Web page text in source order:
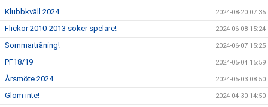
Klubbkväll 2024 2024-08-20 07:35
Flickor 2010-2013 söker spelare! 2024-06-08 15:24
Sommarträning! 2024-06-07 15:25
PF18/19 2024-05-04 15:59
Årsmöte 2024 2024-05-03 08:50
Glöm inte! 2024-04-30 14:50